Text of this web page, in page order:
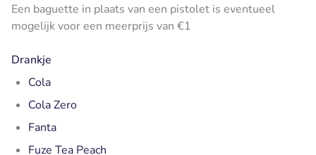
Een baguette in plaats van een pistolet is eventueel
mogelijk voor een meerprijs van €1
Drankje
Cola
Cola Zero
Fanta
Fuze Tea Peach